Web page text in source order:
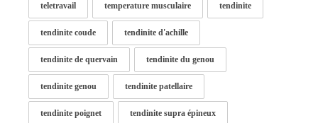
teletravail temperature musculaire tendinite
tendinite coude tendinite d'achille
tendinite de quervain tendinite du genou
tendinite genou tendinite patellaire
tendinite poignet tendinite supra épineux